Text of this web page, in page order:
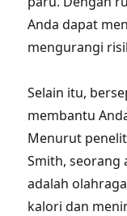
Anda dapat
mengurangi
Selain itu,
membantu
Menurut
Smith, seorang
adalah
kalori dan